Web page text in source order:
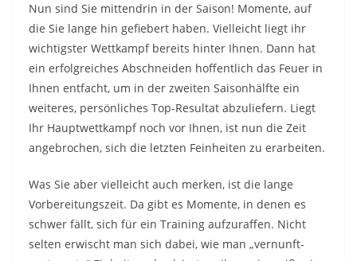
Nun sind Sie mittendrin in der Saison! Momente, auf
die Sie lange hin gefiebert haben. Vielleicht liegt ihr
wichtigster Wettkampf bereits hinter Ihnen. Dann hat
ein erfolgreiches Abschneiden hoffentlich das Feuer in
Ihnen entfacht, um in der zweiten Saisonhälfte ein
weiteres, persönliches Top-Resultat abzuliefern. Liegt
Ihr Hauptwettkampf noch vor Ihnen, ist nun die Zeit
angebrochen, sich die letzten Feinheiten zu erarbeiten.
Was Sie aber vielleicht auch merken, ist die lange
Vorbereitungszeit. Da gibt es Momente, in denen es
schwer fällt, sich für ein Training aufzuraffen. Nicht
selten erwischt man sich dabei, wie man „vernunft-